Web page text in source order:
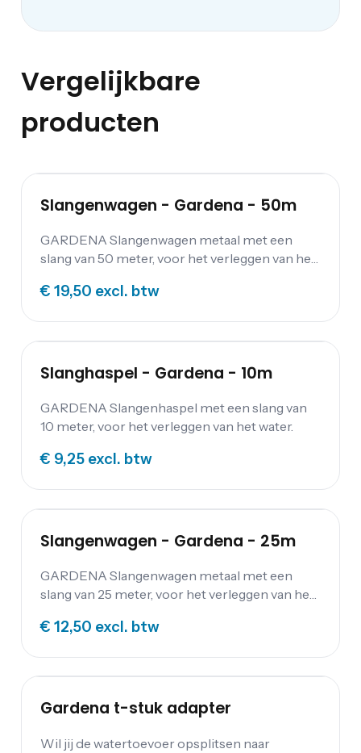
Vergelijkbare
producten
Slangenwagen - Gardena - 50m
GARDENA Slangenwagen metaal met een
slang van 50 meter, voor het verleggen van het
€ 19,50 excl. btw
Slanghaspel - Gardena - 10m
GARDENA Slangenhaspel met een slang van
10 meter, voor het verleggen van het water.
€ 9,25 excl. btw
Slangenwagen - Gardena - 25m
GARDENA Slangenwagen metaal met een
slang van 25 meter, voor het verleggen van het
€ 12,50 excl. btw
Gardena t-stuk adapter
Wil jij de watertoevoer opsplitsen naar